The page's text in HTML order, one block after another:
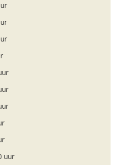
uur